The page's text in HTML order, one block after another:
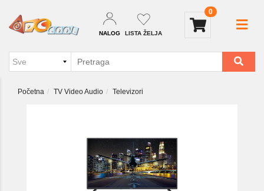
NALOG LISTA ŽELJA
0
Početna TV Video Audio Televizori